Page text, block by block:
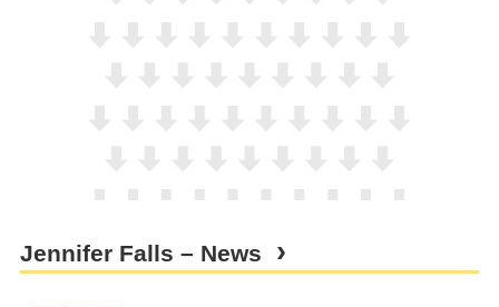
Jennifer Falls – News